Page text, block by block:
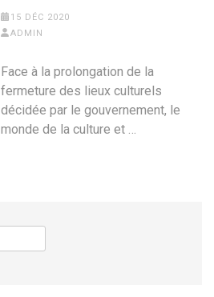
15 DÉC 2020
ADMIN
Face à la prolongation de la
fermeture des lieux culturels
décidée par le gouvernement, le
monde de la culture et …